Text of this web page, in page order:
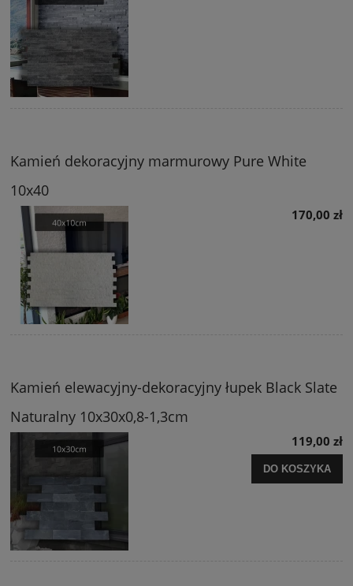
Kamień dekoracyjny marmurowy Pure White
10x40
170,00 zł
Kamień elewacyjny-dekoracyjny łupek Black Slate
Naturalny 10x30x0,8-1,3cm
119,00 zł
DO KOSZYKA